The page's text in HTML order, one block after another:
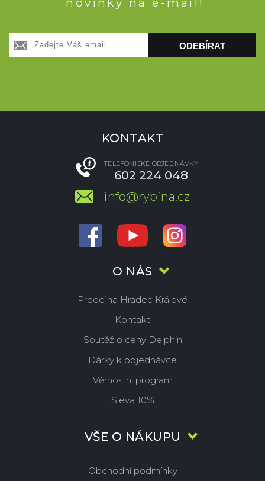
ODEBÍRAT
O NÁS
Prodejna Hradec Králové
Kontakt
Soutěž o ceny Delphin
Dárky k objednávce
Věrnostní program
Sleva 10%
VŠE O NÁKUPU
Obchodní podmínky
KONTAKT
TELEFONICKÉ OBJEDNÁVKY
602 224 048
info@rybina.cz